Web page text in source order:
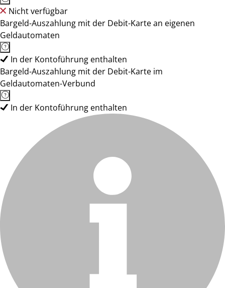
Nicht verfügbar
Bargeld-Auszahlung mit der Debit-Karte an eigenen
Geldautomaten
In der Kontoführung enthalten
Bargeld-Auszahlung mit der Debit-Karte im
Geldautomaten-Verbund
In der Kontoführung enthalten